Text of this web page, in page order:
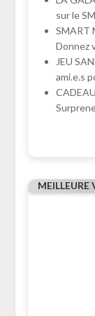
sur le
SMART
Donnez
JEU
ami.e.s
MEILLEURE